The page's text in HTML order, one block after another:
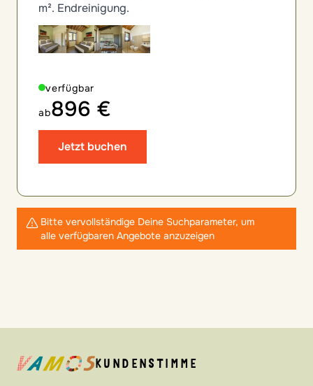
m². Endreinigung.
verfügbar
ab896 €
Jetzt buchen
Bitte vervollständige Deine Suchparameter, um
alle verfügbaren Angebote anzuzeigen
KUNDENSTIMME